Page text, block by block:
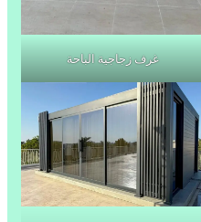
غرف زجاجية الباحة